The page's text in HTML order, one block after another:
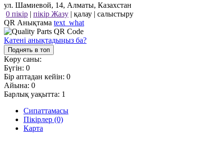
ул. Шамиевой, 14, Алматы, Казахстан
0 пікір | пікір Жазу | қалау | салыстыру
QR Анықтама text_what
Қатені анықтадыңыз ба?
Поднять в топ
Көру саны:
Бүгін: 0
Бір аптадан кейін: 0
Айына: 0
Барлық уақытта: 1
Сипаттамасы
Пікірлер (0)
Карта